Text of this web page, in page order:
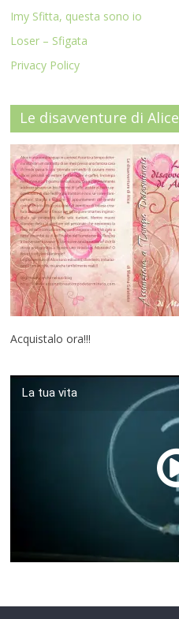
Imy Sfitta, questa sono io
Loser – Sfigata
Privacy Policy
Le disavventure di Alice
Acquistalo ora!!!
La tua vita